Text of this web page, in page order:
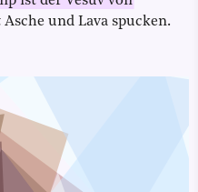
und Lava spucken.